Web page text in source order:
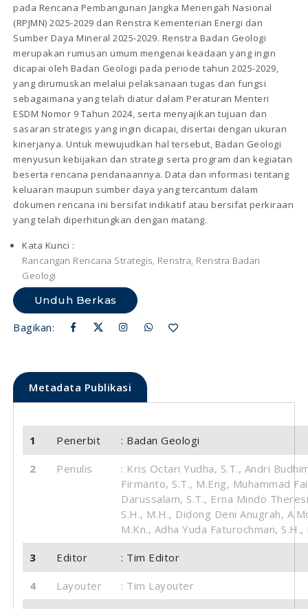
pada Rencana Pembangunan Jangka Menengah Nasional
(RPJMN) 2025-2029 dan Renstra Kementerian Energi dan
Sumber Daya Mineral 2025-2029. Renstra Badan Geologi
merupakan rumusan umum mengenai keadaan yang ingin
dicapai oleh Badan Geologi pada periode tahun 2025-2029,
yang dirumuskan melalui pelaksanaan tugas dan fungsi
sebagaimana yang telah diatur dalam Peraturan Menteri
ESDM Nomor 9 Tahun 2024, serta menyajikan tujuan dan
sasaran strategis yang ingin dicapai, disertai dengan ukuran
kinerjanya. Untuk mewujudkan hal tersebut, Badan Geologi
menyusun kebijakan dan strategi serta program dan kegiatan
beserta rencana pendanaannya. Data dan informasi tentang
keluaran maupun sumber daya yang tercantum dalam
dokumen rencana ini bersifat indikatif atau bersifat perkiraan
yang telah diperhitungkan dengan matang.
Kata Kunci :
Rancangan Rencana Strategis, Renstra, Renstra Badan
Geologi
Unduh Berkas
Bagikan:
Metadata Publikasi
1 Penerbit : Badan Geologi
2 Penulis
: Kris Octari Yudha, S.T., Andri
Firmanto, S.T., M.Eng, Muhammad
Darussalam, S.T., Erna Mindo
S.H., M.H., Didong Deni Anugrah,
M.Kn., Adha Yuda Faturochman, S.H.,
3 Editor : Tim Editor
4 Layouter : Tim Layouter